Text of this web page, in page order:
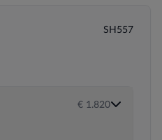
SH557
€ 1.820